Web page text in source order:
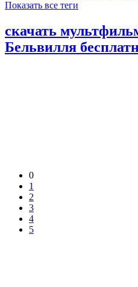
Показать все теги
скачать
Бельвилля
0
1
2
3
4
5